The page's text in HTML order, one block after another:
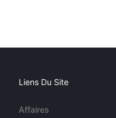
Liens Du Site
Affaires